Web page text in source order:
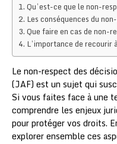
Qu’est-ce que le non-
Les conséquences du
Que faire en cas de non-
L’importance de recourir
Le non-respect des
(JAF) est un sujet qui
Si vous faites face à une
comprendre les enjeux
pour protéger vos droits.
explorer ensemble ces